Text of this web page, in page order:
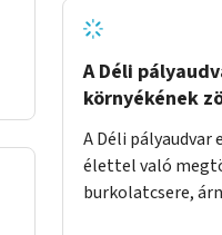
A Déli
környékének
A Déli
élettel való
burkolatcsere,